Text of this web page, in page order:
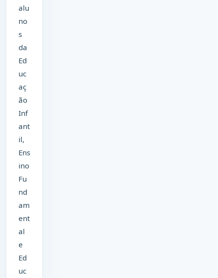
alu
no
s
da
Ed
uc
aç
ão
Inf
ant
il,
Ens
ino
Fu
nd
am
ent
al
e
Ed
uc